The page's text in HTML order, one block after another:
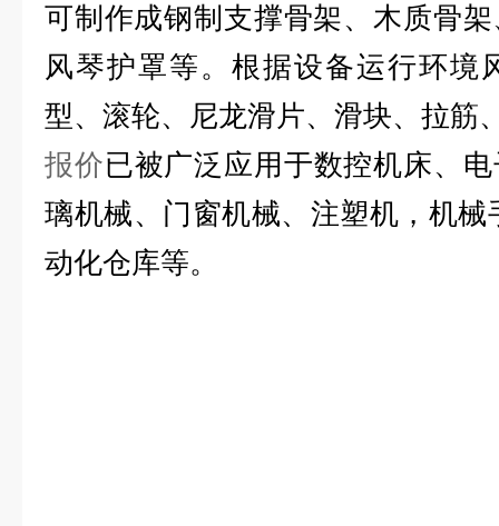
可制作成钢制支撑骨架、木质骨
风琴护罩等。根据设备运行环境
型、滚轮、尼龙滑片、滑块、拉筋
报价已被广泛应用于数控机床、
璃机械、门窗机械、注塑机，机
动化仓库等。